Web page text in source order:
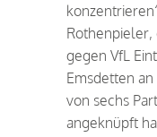
Rothenpieler,
gegen VfL
Emsdetten
von sechs
angeknüpft